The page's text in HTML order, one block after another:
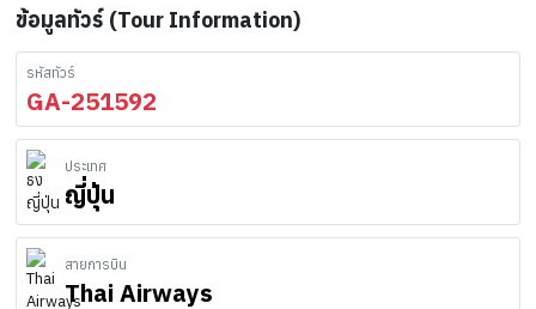
ข้อมูลทัวร์ (Tour Information)
รหัสทัวร์
GA-251592
ประเทศ
ญี่ปุ่น
สายการบิน
Thai Airways